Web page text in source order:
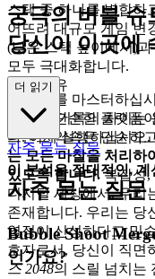
스택 중 하나를 병합하
어뜨려 대규모 게임 변
(낮은 스택 높이에서)과
모두 극대화합니다.
이 원리를 마스터하십
와 세계 기록의 차이
다. 이제 실행하십시오.
이 분석을 절대적인,
궁극의 버블 슈
당신이 이곳에
하는 이유
우리는 단순한 플랫폼
브랜드 약속은 단순하
는 모든 마찰을 처리하
있도록 합니다.복잡성,
디지털 세상에서, 우리
존재합니다. 우리는 당
열정이 신성하다고 믿
호자로서, 당신이 직면
스 2048의 스릴 넘치는
더 읽기
자주 묻는 질문
자주 묻는 질문
Bubble Shoot
인가요?